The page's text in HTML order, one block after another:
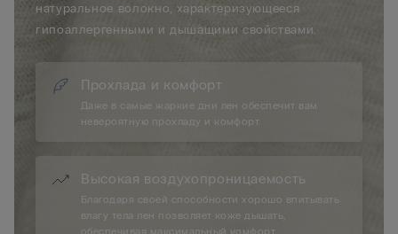
натуральное волокно, характеризующееся
гипоаллергенными и дышащими свойствами.
Прохлада и комфорт
Даже в самые жаркие дни лен обеспечит вам
невероятную прохладу и комфорт.
Высокая воздухопроницаемость
Благодаря своей способности хорошо впитывать
влагу тела лен позволяет коже дышать,